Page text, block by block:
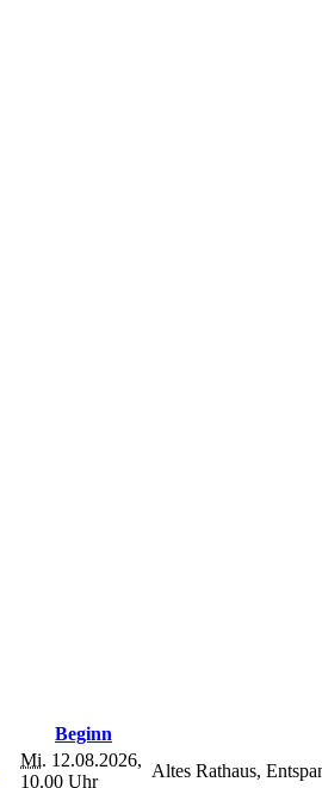
Beginn
Mi. 12.08.2026,
10.00 Uhr
Altes Rathaus,